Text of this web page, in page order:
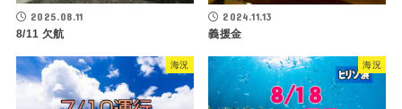
2025.08.11
8/11 欠航
2024.11.13
義援金
海況 海況